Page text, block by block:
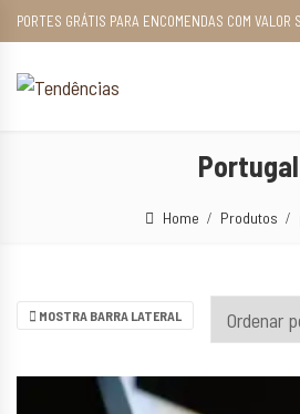
PORTES GRÁTIS PARA ENCOMENDAS COM VALOR
Portugal
Home Produtos
MOSTRA BARRA LATERAL